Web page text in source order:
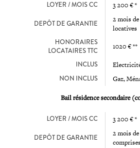
LOYER / MOIS CC 3 200 € *
DEPÔT DE GARANTIE
2 mois
locatives
HONORAIRES
LOCATAIRES TTC
1020 € **
INCLUS
NON INCLUS Gaz,
Bail résidence secondaire
LOYER / MOIS CC 3 200 € *
DEPÔT DE GARANTIE
2 mois
comprises